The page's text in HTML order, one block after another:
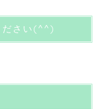
ださい(^^)